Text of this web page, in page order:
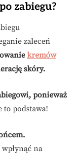
zabiegu?
zaleceń
kremów
skóry.
ponieważ
to podstawa!
na